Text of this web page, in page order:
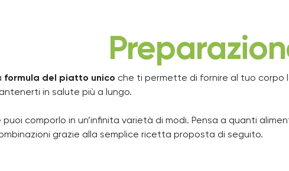
formula del piatto unico che ti permette di fornire al tuo corpo
in salute più a lungo.
comporlo in un’infinita varietà di modi. Pensa a quanti
grazie alla semplice ricetta proposta di seguito.